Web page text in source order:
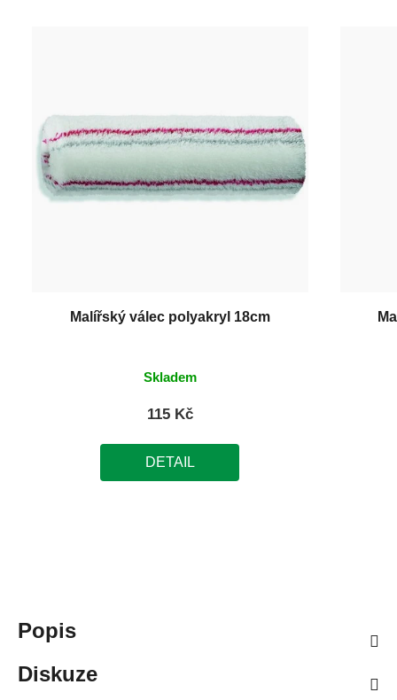
Malířský válec polyakryl 18cm
Skladem
115 Kč
DETAIL
Popis
Diskuze